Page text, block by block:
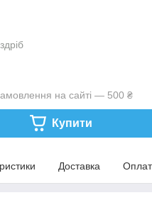
на сайті — 500 ₴
Купити
Доставка